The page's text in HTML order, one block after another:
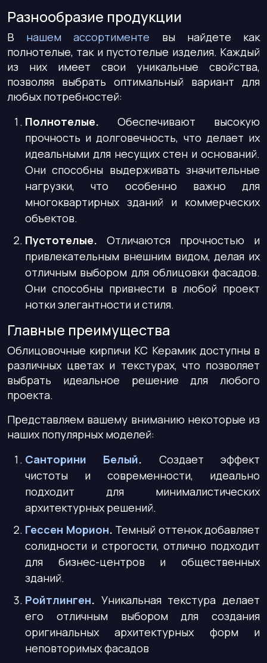
Разнообразие продукции
В нашем ассортименте вы найдете как
полнотелые, так и пустотелые изделия. Каждый
из них имеет свои уникальные свойства,
позволяя выбрать оптимальный вариант для
любых потребностей:
Полнотелые. Обеспечивают высокую
прочность и долговечность, что делает их
идеальными для несущих стен и оснований.
Они способны выдерживать значительные
нагрузки, что особенно важно для
многоквартирных зданий и коммерческих
объектов.
Пустотелые. Отличаются прочностью и
привлекательным внешним видом, делая их
отличным выбором для облицовки фасадов.
Они способны привнести в любой проект
нотки элегантности и стиля.
Главные преимущества
Облицовочные кирпичи КС Керамик доступны в
различных цветах и текстурах, что позволяет
выбрать идеальное решение для любого
проекта.
Представляем вашему вниманию некоторые из
наших популярных моделей:
Санторини Белый. Создает эффект
чистоты и современности, идеально
подходит для минималистических
архитектурных решений.
Гессен Морион. Темный оттенок добавляет
солидности и строгости, отлично подходит
для бизнес-центров и общественных
зданий.
Ройтлинген. Уникальная текстура делает
его отличным выбором для создания
оригинальных архитектурных форм и
неповторимых фасадов